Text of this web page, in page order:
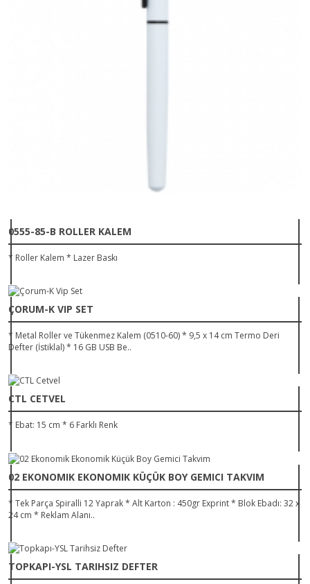
0555-85-B ROLLER KALEM
* Roller Kalem * Lazer Baskı
ÇORUM-K VIP SET
* Metal Roller ve Tükenmez Kalem (0510-60) * 9,5 x 14 cm Termo Deri
Defter (İstiklal) * 16 GB USB Be..
CTL CETVEL
* Ebat: 15 cm * 6 Farklı Renk
02 EKONOMIK EKONOMIK KÜÇÜK BOY GEMICI TAKVIM
* Tek Parça Spiralli 12 Yaprak * Alt Karton : 450gr Exprint * Blok Ebadı: 32 x
24 cm * Reklam Alanı..
TOPKAPI-YSL TARIHSIZ DEFTER